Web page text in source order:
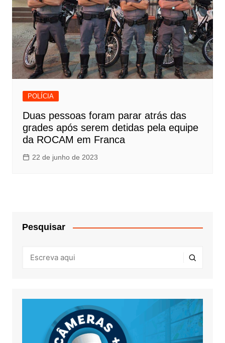
POLÍCIA
Duas pessoas foram parar atrás das
grades após serem detidas pela equipe
da ROCAM em Franca
22 de junho de 2023
Pesquisar